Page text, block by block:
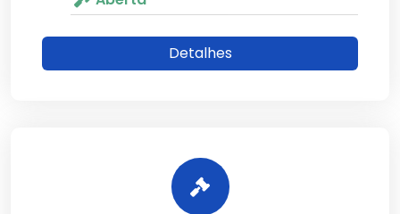
Detalhes